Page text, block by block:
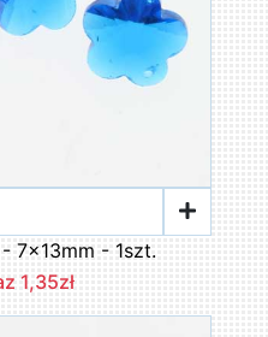
7x13mm - 1szt.
1,35zł